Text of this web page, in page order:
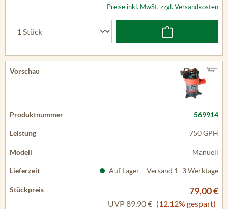
Preise inkl. MwSt. zzgl. Versandkosten
569914
750 GPH
Manuell
Auf Lager – Versand 1–3 Werktage
79,00 €
UVP89,90 € (12.12% gespart)